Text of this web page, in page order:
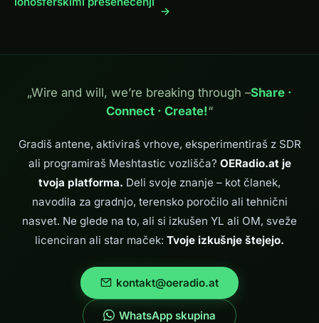
→
„Wire and will, we’re breaking through –Share ·
Connect · Create!“
Gradiš antene, aktiviraš vrhove, eksperimentiraš z SDR
ali programiraš Meshtastic vozlišča? OERadio.at je
tvoja platforma. Deli svoje znanje – kot članek,
navodila za gradnjo, terensko poročilo ali tehnični
nasvet. Ne glede na to, ali si izkušen YL ali OM, sveže
licenciran ali star maček: Tvoje izkušnje štejejo.
kontakt@oeradio.at
WhatsApp skupina